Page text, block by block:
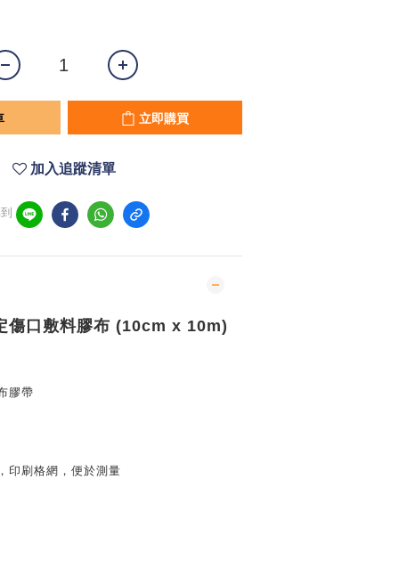
立即購買
加入追蹤清單
傷口敷料膠布 (10cm x 10m)
膠帶
印刷格網，便於測量